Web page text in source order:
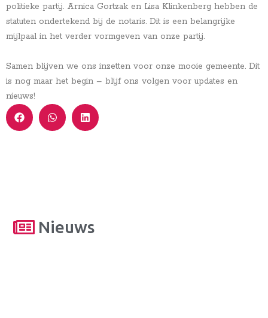
politieke partij. Arnica Gortzak en Lisa Klinkenberg hebben de
statuten ondertekend bij de notaris. Dit is een belangrijke
mijlpaal in het verder vormgeven van onze partij.
Samen blijven we ons inzetten voor onze mooie gemeente. Dit
is nog maar het begin – blijf ons volgen voor updates en
nieuws!
Nieuws